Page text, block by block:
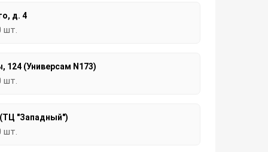
д. 4
шт.
124 (Универсам N173)
шт.
"Западный")
шт.